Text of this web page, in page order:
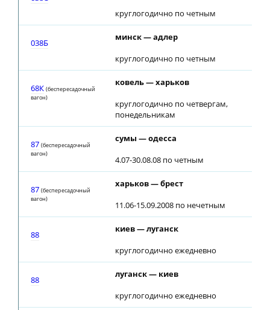
круглогодично по четным
038Б
минск — адлер
круглогодично по четным
68К (беспересадочный
вагон)
ковель — харьков
круглогодично по четвергам,
понедельникам
87 (беспересадочный
вагон)
сумы — одесса
4.07-30.08.08 по четным
87 (беспересадочный
вагон)
харьков — брест
11.06-15.09.2008 по нечетным
88
киев — луганск
круглогодично ежедневно
88
луганск — киев
круглогодично ежедневно